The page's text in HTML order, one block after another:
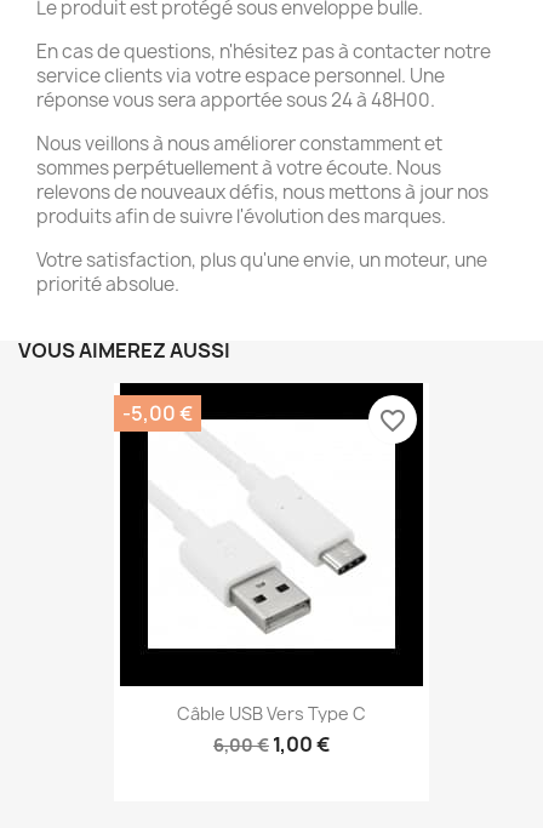
Le produit est protégé sous enveloppe bulle.
En cas de questions, n'hésitez pas à contacter notre
service clients via votre espace personnel. Une
réponse vous sera apportée sous 24 à 48H00.
Nous veillons à nous améliorer constamment et
sommes perpétuellement à votre écoute. Nous
relevons de nouveaux défis, nous mettons à jour nos
produits afin de suivre l'évolution des marques.
Votre satisfaction, plus qu'une envie, un moteur, une
priorité absolue.
VOUS AIMEREZ AUSSI
Câble USB Vers Type C
6,00 € 1,00 €
-5,00 € favorite_border